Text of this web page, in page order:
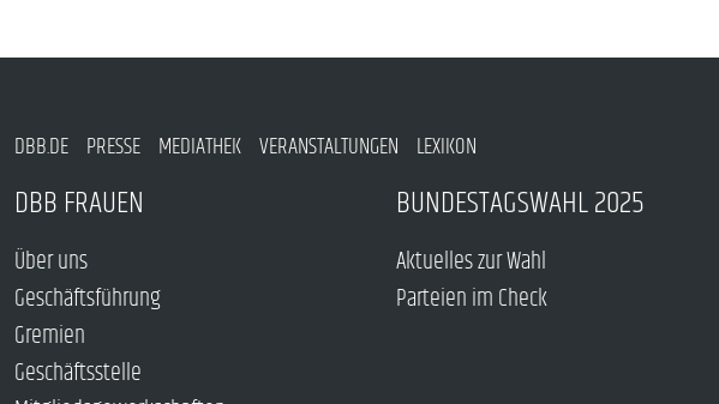
DBB.DE PRESSE MEDIATHEK VERANSTALTUNGEN LEXIKON
DBB FRAUEN
Über uns
Geschäftsführung
Gremien
Geschäftsstelle
BUNDESTAGSWAHL 2025
Aktuelles zur Wahl
Parteien im Check